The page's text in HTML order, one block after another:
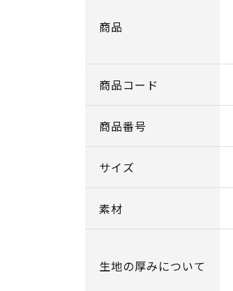
商品
商品コード
商品番号
サイズ
素材
生地の厚みについて